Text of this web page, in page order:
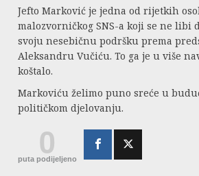
Jefto Marković je jedna od rijetkih
malozvorničkog SNS-a koji se ne libi
svoju nesebičnu podršku prema
Aleksandru Vučiću. To ga je u više
koštalo.
Markoviću želimo puno sreće u
političkom djelovanju.
0
puta podijeljeno